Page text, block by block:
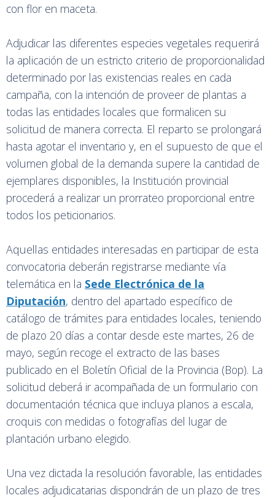
con flor en maceta.
Adjudicar las diferentes especies vegetales requerirá
la aplicación de un estricto criterio de proporcionalidad
determinado por las existencias reales en cada
campaña, con la intención de proveer de plantas a
todas las entidades locales que formalicen su
solicitud de manera correcta. El reparto se prolongará
hasta agotar el inventario y, en el supuesto de que el
volumen global de la demanda supere la cantidad de
ejemplares disponibles, la Institución provincial
procederá a realizar un prorrateo proporcional entre
todos los peticionarios.
Aquellas entidades interesadas en participar de esta
convocatoria deberán registrarse mediante vía
telemática en la Sede Electrónica de la
Diputación, dentro del apartado específico de
catálogo de trámites para entidades locales, teniendo
de plazo 20 días a contar desde este martes, 26 de
mayo, según recoge el extracto de las bases
publicado en el Boletín Oficial de la Provincia (Bop). La
solicitud deberá ir acompañada de un formulario con
documentación técnica que incluya planos a escala,
croquis con medidas o fotografías del lugar de
plantación urbano elegido.
Una vez dictada la resolución favorable, las entidades
locales adjudicatarias dispondrán de un plazo de tres